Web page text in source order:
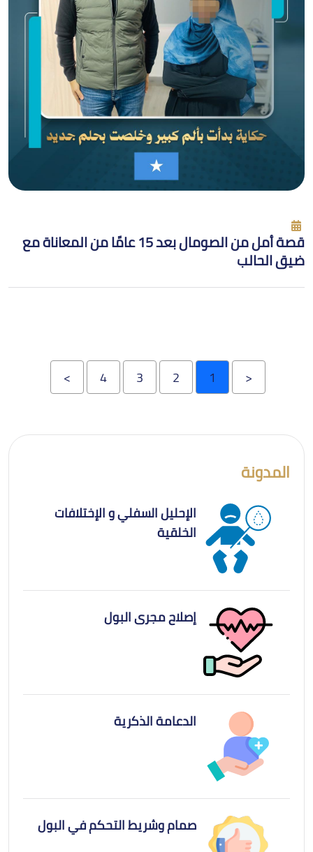
قصة أمل من الصومال بعد 15 عامًا من المعاناة مع
ضيق الحالب
<
1
2
3
4
>
المدونة
الإحليل السفلي و الإختلافات
الخلقية
إصلاح مجرى البول
الدعامة الذكرية
صمام وشريط التحكم في البول